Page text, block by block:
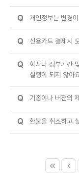
Q 개인정보는 변경
Q 신용카드 결제시
Q
회사나 정부기간
실행이 되지 않아
Q 기종이나 버젼의
Q 환불을 취소하고